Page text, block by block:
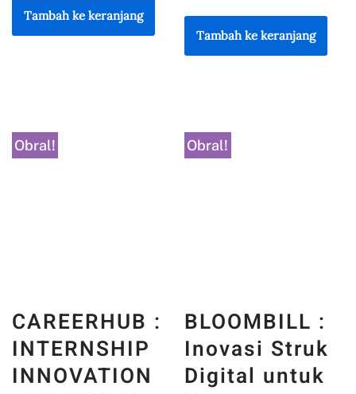
Tambah ke keranjang
Tambah ke keranjang
Obral! Obral!